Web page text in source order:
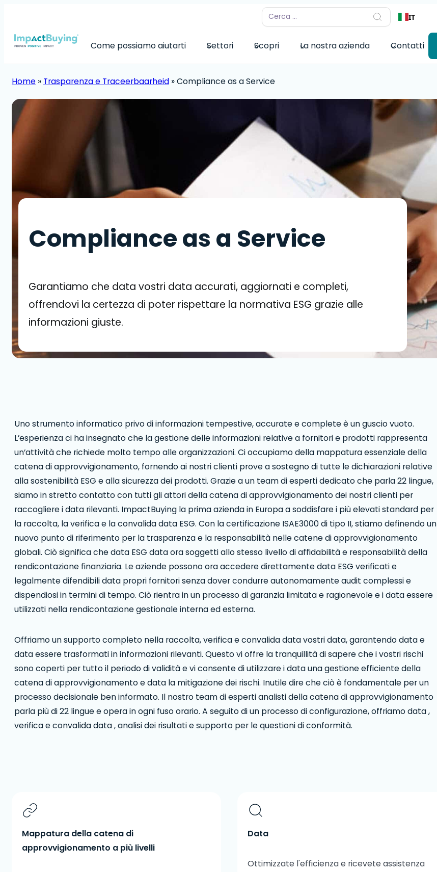
content
IT
Come possiamo aiutarti Settori Scopri La nostra azienda Contatti
Home » Trasparenza e Traceerbaarheid »Compliance as a Service
Compliance as a Service
Garantiamo che data vostri data accurati, aggiornati e completi,
offrendovi la certezza di poter rispettare la normativa ESG grazie alle
informazioni giuste.
Uno strumento informatico privo di informazioni tempestive, accurate e complete è un guscio vuoto.
L’esperienza ci ha insegnato che la gestione delle informazioni relative a fornitori e prodotti rappresenta
un’attività che richiede molto tempo alle organizzazioni. Ci occupiamo della mappatura essenziale della
catena di approvvigionamento, fornendo ai nostri clienti prove a sostegno di tutte le dichiarazioni relative
alla sostenibilità ESG e alla sicurezza dei prodotti. Grazie a un team di esperti dedicato che parla 22 lingue,
siamo in stretto contatto con tutti gli attori della catena di approvvigionamento dei nostri clienti per
raccogliere i data rilevanti. ImpactBuying la prima azienda in Europa a soddisfare i più elevati standard per
la raccolta, la verifica e la convalida data ESG. Con la certificazione ISAE3000 di tipo II, stiamo definendo un
nuovo punto di riferimento per la trasparenza e la responsabilità nelle catene di approvvigionamento
globali. Ciò significa che data ESG data ora soggetti allo stesso livello di affidabilità e responsabilità della
rendicontazione finanziaria. Le aziende possono ora accedere direttamente data ESG verificati e
legalmente difendibili data propri fornitori senza dover condurre autonomamente audit complessi e
dispendiosi in termini di tempo. Ciò rientra in un processo di garanzia limitata e ragionevole e i data essere
utilizzati nella rendicontazione gestionale interna ed esterna.
Offriamo un supporto completo nella raccolta, verifica e convalida data vostri data, garantendo data e
data essere trasformati in informazioni rilevanti. Questo vi offre la tranquillità di sapere che i vostri rischi
sono coperti per tutto il periodo di validità e vi consente di utilizzare i data una gestione efficiente della
catena di approvvigionamento e data la mitigazione dei rischi. Inutile dire che ciò è fondamentale per un
processo decisionale ben informato. Il nostro team di esperti analisti della catena di approvvigionamento
parla più di 22 lingue e opera in ogni fuso orario. A seguito di un processo di configurazione, offriamo data ,
verifica e convalida data , analisi dei risultati e supporto per le questioni di conformità.
Mappatura della catena di
approvvigionamento a più livelli
Data
Ottimizzate l'efficienza e ricevete assistenza